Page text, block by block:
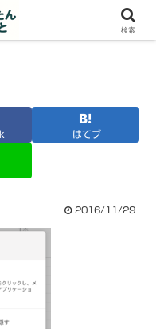
忘録
はてブ
2016/11/29
検索